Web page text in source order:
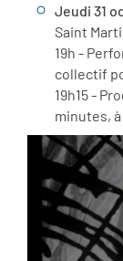
Jeudi 31
Saint
19h -
collectif
19h15 -
minutes,